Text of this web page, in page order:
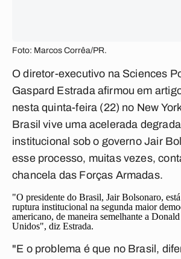
Foto: Marcos Corrêa/PR.
O diretor-executivo na Sciences
Gaspard Estrada afirmou em
nesta quinta-feira (22) no New
Brasil vive uma acelerada
institucional sob o governo Jair
esse processo, muitas vezes,
chancela das Forças Armadas.
"O presidente do Brasil, Jair Bolsonaro,
ruptura institucional na segunda maior
americano, de maneira semelhante a
Unidos", diz Estrada.
"E o problema é que no Brasil,